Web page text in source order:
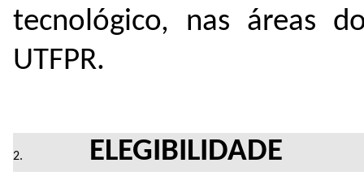
tecnológico, nas áreas
UTFPR.
ELEGIBILIDADE